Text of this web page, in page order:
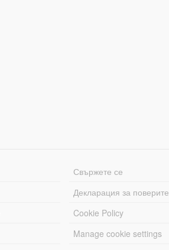
Свържете се
Декларация за
Cookie Policy
Manage cookie settings